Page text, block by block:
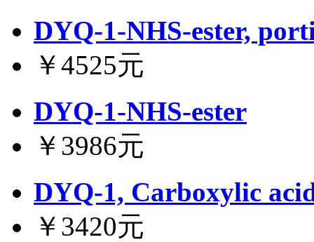
DYQ-1-NHS-ester,
￥4525元
DYQ-1-NHS-ester
￥3986元
DYQ-1, Carboxylic
￥3420元